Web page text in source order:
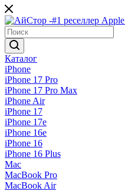
Каталог
iPhone
iPhone 17 Pro
iPhone 17 Pro Max
iPhone Air
iPhone 17
iPhone 17e
iPhone 16e
iPhone 16
iPhone 16 Plus
Mac
MacBook Pro
MacBook Air